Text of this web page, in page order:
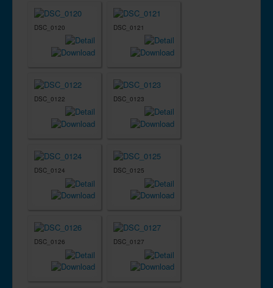
DSC_0120 DSC_0121
DSC_0122 DSC_0123
DSC_0124 DSC_0125
DSC_0126 DSC_0127